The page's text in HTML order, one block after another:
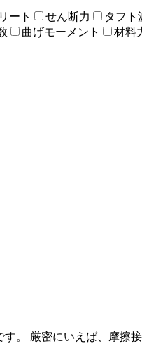
ート せん断力 タフト
曲げモーメント 材料
。 厳密にいえば、摩擦